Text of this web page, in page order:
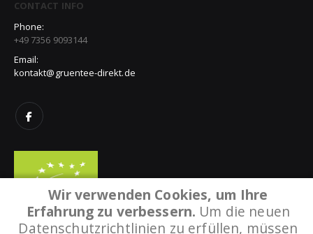
Wir verwenden Cookies, um Ihre
Erfahrung zu verbessern. Um die neuen
Datenschutzrichtlinien zu erfüllen, müssen
CONTACT INFO
Phone:
+49 7356 9093144
Email:
kontakt@gruentee-direkt.de